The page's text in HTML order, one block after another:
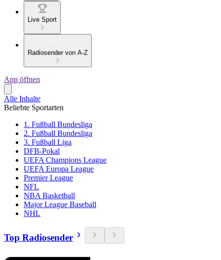
Live Sport
Radiosender von A-Z
App öffnen
Alle Inhalte
Beliebte Sportarten
1. Fußball Bundesliga
2. Fußball Bundesliga
3. Fußball Liga
DFB-Pokal
UEFA Champions League
UEFA Europa League
Premier League
NFL
NBA Basketball
Major League Baseball
NHL
Top Radiosender